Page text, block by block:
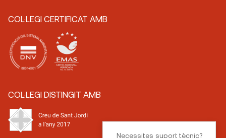
COL·LEGI CERTIFICAT AMB
COL·LEGI DISTINGIT AMB
Necessites suport tècnic?